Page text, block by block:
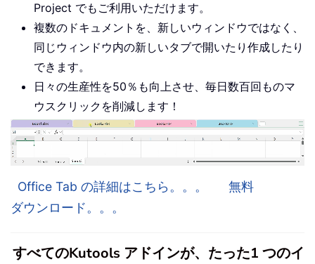
Project でもご利用いただけます。
複数のドキュメントを、新しいウィンドウではなく、
同じウィンドウ内の新しいタブで開いたり作成したり
できます。
日々の生産性を50％も向上させ、毎日数百回ものマ
ウスクリックを削減します！
Office Tab の詳細はこちら。。。
無料
ダウンロード。。。
すべてのKutools アドインが、たった1 つのイ